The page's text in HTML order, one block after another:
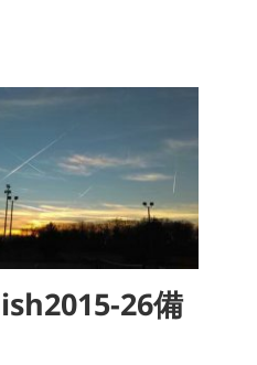
26備